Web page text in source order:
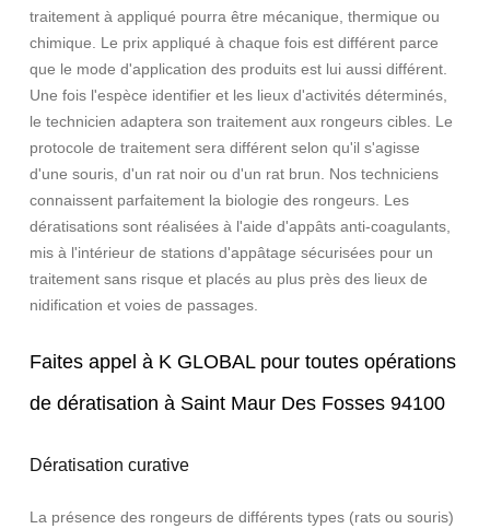
traitement à appliqué pourra être mécanique, thermique ou
chimique. Le prix appliqué à chaque fois est différent parce
que le mode d'application des produits est lui aussi différent.
Une fois l'espèce identifier et les lieux d'activités déterminés,
le technicien adaptera son traitement aux rongeurs cibles. Le
protocole de traitement sera différent selon qu'il s'agisse
d'une souris, d'un rat noir ou d'un rat brun. Nos techniciens
connaissent parfaitement la biologie des rongeurs. Les
dératisations sont réalisées à l'aide d'appâts anti-coagulants,
mis à l'intérieur de stations d'appâtage sécurisées pour un
traitement sans risque et placés au plus près des lieux de
nidification et voies de passages.
Faites appel à K GLOBAL pour toutes opérations
de dératisation à Saint Maur Des Fosses 94100
Dératisation curative
La présence des rongeurs de différents types (rats ou souris)